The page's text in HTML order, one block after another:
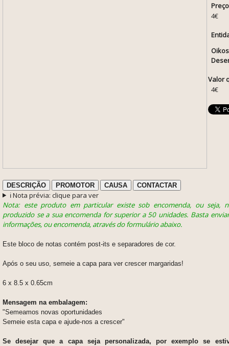
4€
Valor
4€
DESCRIÇÃO PROMOTOR CAUSA CONTACTAR
ℹ️ Nota prévia: clique para ver
Nota: este produto em particular existe sob encomenda, ou seja,
produzido se a sua encomenda for superior a 50 unidades. Basta
informações, ou encomenda, através do formulário abaixo.
Este bloco de notas contém post-its e separadores de cor.
Após o seu uso, semeie a capa para ver crescer margaridas!
6 x 8.5 x 0.65cm
Mensagem na embalagem:
"Semeamos novas oportunidades
Semeie esta capa e ajude-nos a crescer"
Se desejar que a capa seja personalizada, por exemplo se